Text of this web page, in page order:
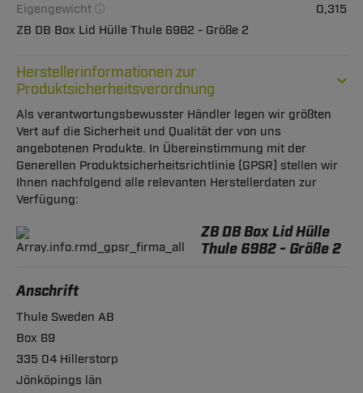
Eigengewicht
0,315
ZB DB Box Lid Hülle Thule 6982 - Größe 2
Herstellerinformationen zur
Produktsicherheitsverordnung
Als verantwortungsbewusster Händler legen wir größten
Vert auf die Sicherheit und Qualität der von uns
angebotenen Produkte. In Übereinstimmung mit der
Generellen Produktsicherheitsrichtlinie (GPSR) stellen wir
Ihnen nachfolgend alle relevanten Herstellerdaten zur
Verfügung:
ZB DB Box Lid Hülle
Thule 6982 - Größe 2
Anschrift
Thule Sweden AB
Box 69
335 04 Hillerstorp
Jönköpings län